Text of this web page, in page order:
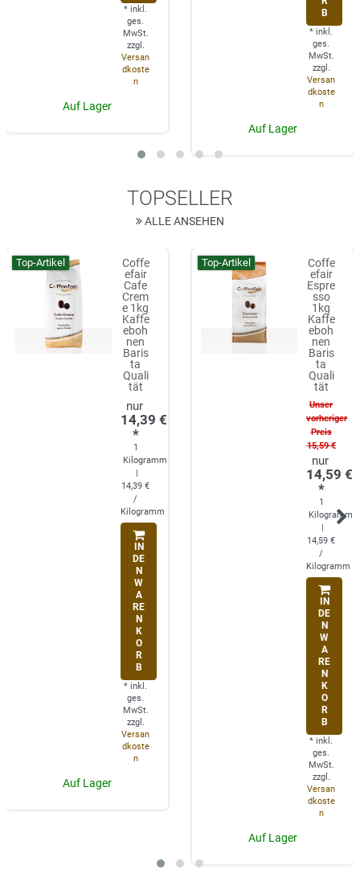
* inkl.
ges.
MwSt.
zzgl.
Versan
dkoste
n
Auf Lager
B
* inkl.
ges.
MwSt.
zzgl.
Versan
dkoste
n
Auf Lager
TOPSELLER
ALLE ANSEHEN
Top-Artikel
Coffe
efair
Cafe
Crem
e 1kg
Kaffe
eboh
nen
Baris
ta
Quali
tät
14,39 €
*
1
Kilogramm
|
14,39 €
/
Kilogramm
IN
DE
N
W
A
RE
N
K
O
R
B
* inkl.
ges.
MwSt.
zzgl.
Versan
dkoste
n
Auf Lager
Top-Artikel
Coffe
efair
Espre
sso
1kg
Kaffe
eboh
nen
Baris
ta
Quali
tät
Unser
vorheriger
Preis
15,59 €
14,59 €
*
1
Kilogramm
|
14,59 €
/
Kilogramm
IN
DE
N
W
A
RE
N
K
O
R
B
* inkl.
ges.
MwSt.
zzgl.
Versan
dkoste
n
Auf Lager